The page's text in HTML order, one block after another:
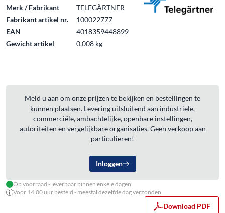
Merk / Fabrikant
TELEGÄRTNER
Fabrikant artikel nr.
100022777
EAN
4018359448899
Gewicht artikel
0,008 kg
Meld u aan om onze prijzen te bekijken en bestellingen te
kunnen plaatsen. Levering uitsluitend aan industriële,
commerciële, ambachtelijke, openbare instellingen,
autoriteiten en vergelijkbare organisaties. Geen verkoop aan
particulieren!
Inloggen
Op voorraad - leverbaar binnen enkele dagen
Voor 14.00 uur besteld - meestal dezelfde dag verzonden
Download PDF